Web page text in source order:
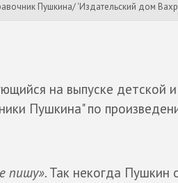
Пушкина/ 'Издательский дом
на выпуске детской
Пушкина" по
пишу». Так некогда Пушкин